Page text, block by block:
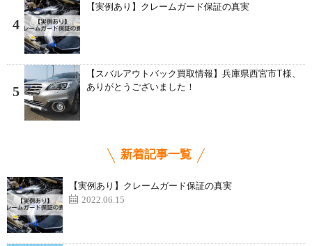
4
【実例あり】クレームガード保証の真実
5
【スバルアウトバック買取情報】兵庫県西宮市T様、
ありがとうございました！
新着記事一覧
【実例あり】クレームガード保証の真実
2022.06.15